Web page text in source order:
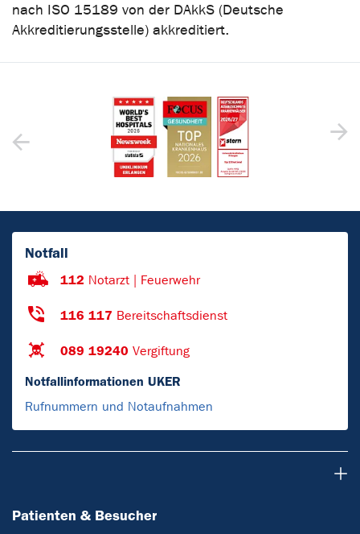
nach ISO 15189 von der DAkkS (Deutsche
Akkreditierungsstelle) akkreditiert.
Notfall
112 Notarzt | Feuerwehr
116 117 Bereitschaftsdienst
089 19240 Vergiftung
Notfallinformationen UKER
Rufnummern und Notaufnahmen
Patienten & Besucher